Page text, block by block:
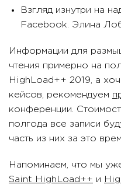
Взгляд изнутри на
Facebook. Элина
Информации для
чтения примерно на
HighLoad++ 2019, а
кейсов, рекомендуем
конференции.
полгода все записи
часть из них за это
Напоминаем, что мы
Saint HighLoad++ и